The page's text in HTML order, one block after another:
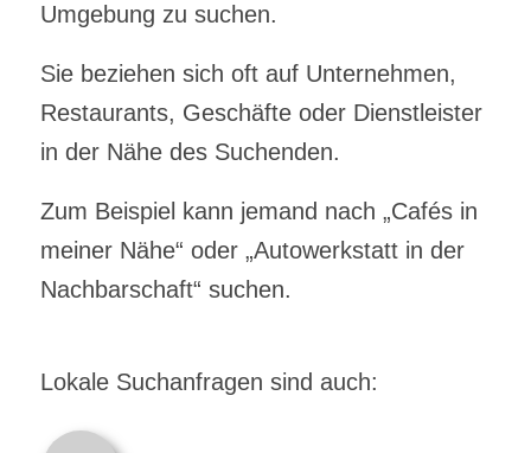
Umgebung zu suchen.
Sie beziehen sich oft auf Unternehmen,
Restaurants, Geschäfte oder Dienstleister
in der Nähe des Suchenden.
Zum Beispiel kann jemand nach „Cafés in
meiner Nähe“ oder „Autowerkstatt in der
Nachbarschaft“ suchen.
Lokale Suchanfragen sind auch: